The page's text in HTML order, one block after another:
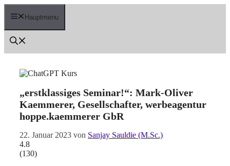
Zum
Inhalt Hauptmenu
„erstklassiges Seminar!“: Mark-Oliver
Kaemmerer, Gesellschafter, werbeagentur
hoppe.kaemmerer GbR
22. Januar 2023 von Sanjay Sauldie (M.Sc.)
4.8
(130)